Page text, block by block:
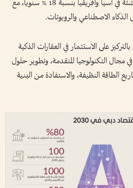
وأن تنمو التجارة مع الأسواق الناشئة في آسيا وأفريقيا بنسبة 18 % سنوياً، مع
الاصطناعي والروبوتات.
على الاستثمار في العقارات الذكية
مجال التكنولوجيا المتقدمة، وتطوير حلول
الطاقة النظيفة، والاستفادة من البنية